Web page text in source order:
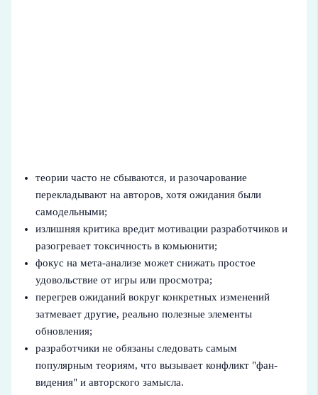
теории часто не сбываются, и разочарование
перекладывают на авторов, хотя ожидания были
самодельными;
излишняя критика вредит мотивации разработчиков и
разогревает токсичность в комьюнити;
фокус на мета-анализе может снижать простое
удовольствие от игры или просмотра;
перегрев ожиданий вокруг конкретных изменений
затмевает другие, реально полезные элементы
обновления;
разработчики не обязаны следовать самым
популярным теориям, что вызывает конфликт "фан-
видения" и авторского замысла.